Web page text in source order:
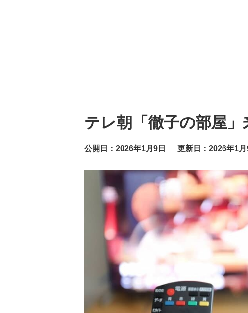
テレ朝「徹子の部屋
公開日：2026年1月9日 更新日：2026年1月